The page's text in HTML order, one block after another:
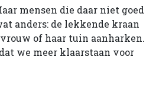
mensen die daar niet goed
anders: de lekkende kraan
of haar tuin aanharken.
we meer klaarstaan voor